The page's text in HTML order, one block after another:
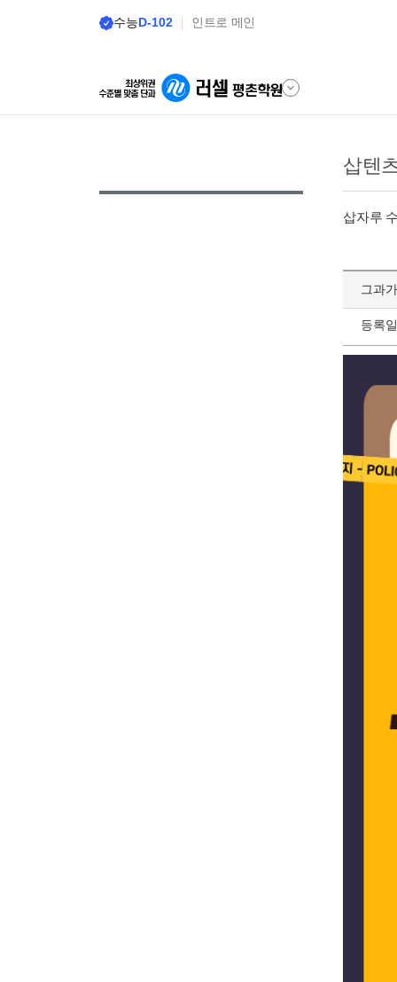
수능D-102 인트로 메인
삽텐
삽자루
그과
등록일